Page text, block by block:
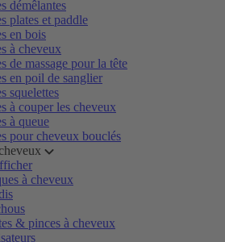
démêlantes
plates et paddle
en bois
à cheveux
de massage pour la tête
en poil de sanglier
squelettes
à couper les cheveux
à queue
pour cheveux bouclés
à cheveux
& pinces à cheveux